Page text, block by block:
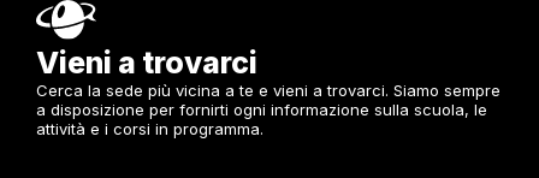
Vieni a trovarci
Cerca la sede più vicina a te e vieni a trovarci. Siamo sempre
a disposizione per fornirti ogni informazione sulla scuola, le
attività e i corsi in programma.